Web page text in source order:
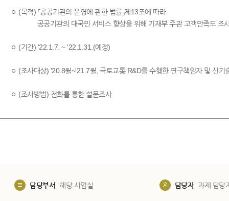
ㅇ (목적) 「공공기관의 운영에 관한 법률」제13조에 따라
공공기관의 대국민 서비스 향상을 위해 기재부 주관 고객만족도 조
ㅇ (기간) '22.1.7. ~ '22.1.31.(예정)
ㅇ (조사대상) '20.8월~'21.7월, 국토교통 R&D를 수행한 연구책임자 및 신기
ㅇ (조사방법) 전화를 통한 설문조사
담당부서 해당 사업실 담당자 과제 담당